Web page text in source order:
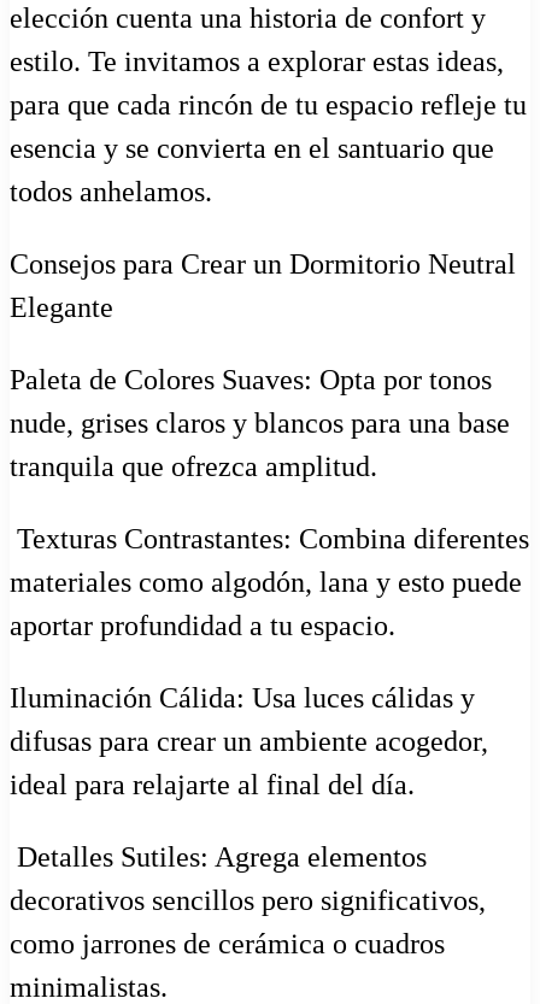
elección cuenta una historia de confort y
estilo. Te invitamos a explorar estas ideas,
para que cada rincón de tu espacio refleje tu
esencia y se convierta en el santuario que
todos anhelamos.
Consejos para Crear un Dormitorio Neutral
Elegante
Paleta de Colores Suaves: Opta por tonos
nude, grises claros y blancos para una base
tranquila que ofrezca amplitud.
️ Texturas Contrastantes: Combina diferentes
materiales como algodón, lana y esto puede
aportar profundidad a tu espacio.
Iluminación Cálida: Usa luces cálidas y
difusas para crear un ambiente acogedor,
ideal para relajarte al final del día.
️ Detalles Sutiles: Agrega elementos
decorativos sencillos pero significativos,
como jarrones de cerámica o cuadros
minimalistas.